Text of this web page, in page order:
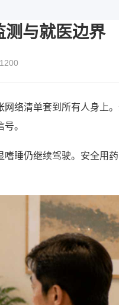
测与就医边界
1200
络清单套到所有人身上。
。
睡仍继续驾驶。安全用药